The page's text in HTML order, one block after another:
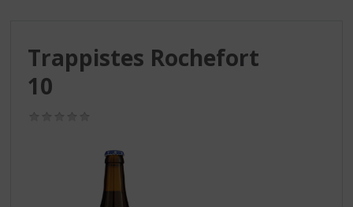
Trappistes Rochefort
10